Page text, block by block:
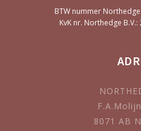
BTW nummer Northedge
KvK nr. Northedge
8071 AB